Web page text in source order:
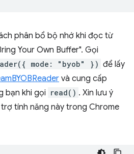
phân bổ bộ nhớ khi đọc từ
Your Own Buffer". Gọi
mode: "byob" }) để lấy
và cung cấp
bạn khi gọi read() . Xin lưu ý
tính năng này trong Chrome